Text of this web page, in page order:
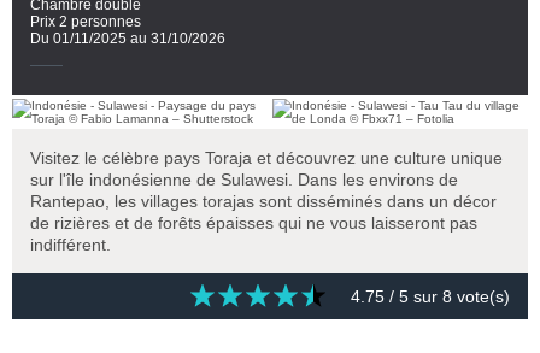
Chambre double
Prix 2 personnes
Du 01/11/2025 au 31/10/2026
Visitez le célèbre pays Toraja et découvrez une culture unique
sur l'île indonésienne de Sulawesi. Dans les environs de
Rantepao, les villages torajas sont disséminés dans un décor
de rizières et de forêts épaisses qui ne vous laisseront pas
indifférent.
4.75 / 5 sur 8 vote(s)